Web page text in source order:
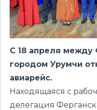
С 18 апреля между
городом Урумчи
авиарейс.
Находящаяся с
делегация